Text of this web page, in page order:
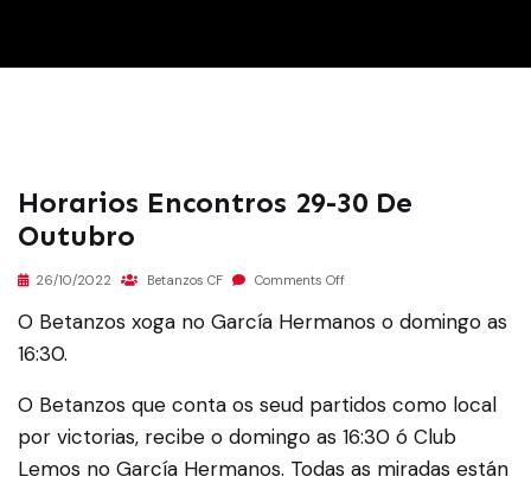
Horarios Encontros 29-30 De
Outubro
26/10/2022 Betanzos CF Comments Off
O Betanzos xoga no García Hermanos o domingo as
16:30.
O Betanzos que conta os seud partidos como local
por victorias, recibe o domingo as 16:30 ó Club
Lemos no García Hermanos. Todas as miradas están